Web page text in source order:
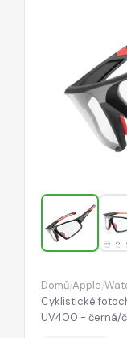
Domů/Apple/
Cyklistické
UV400 - černá/